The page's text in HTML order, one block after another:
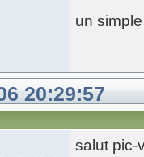
un
20:29:57
salut pic-